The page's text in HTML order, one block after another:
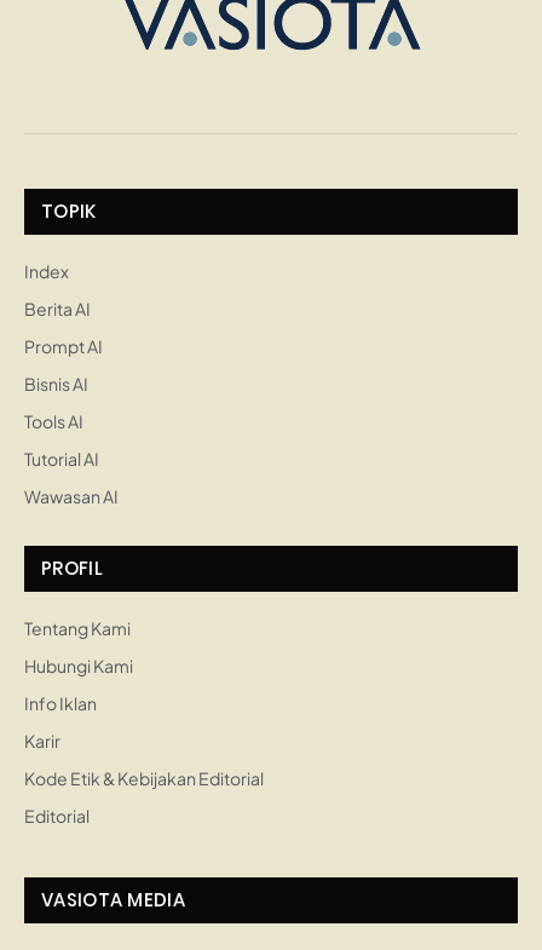
TOPIK
Index
Berita AI
Prompt AI
Bisnis AI
Tools AI
Tutorial AI
Wawasan AI
PROFIL
Tentang Kami
Hubungi Kami
Info Iklan
Karir
Kode Etik & Kebijakan Editorial
Editorial
VASIOTA MEDIA